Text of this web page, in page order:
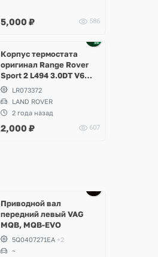
5,000 ₽ 586
Корпус термостата
оригинал Range Rover
Sport 2 L494 3.0DT V6
gen2 Twin-turbo
LR073372
LAND ROVER
2 года назад
2,000 ₽ 607
Приводной вал
передний левый VAG
MQB, MQB-EVO
5Q0407271EA +2
~